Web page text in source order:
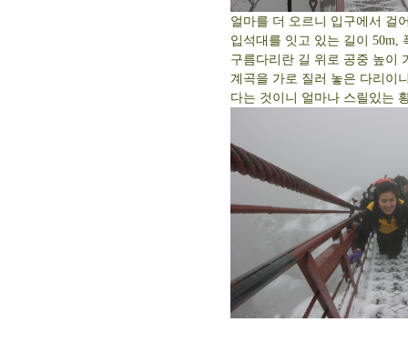
얼마를 더 오르니 입구에서 걸
입석대를 잇고 있는 길이 50m,
구름다리란 길 위로 공중 높이
계곡을 가로 질러 놓은 다리이
다는 것이니 얼마나 스릴있는